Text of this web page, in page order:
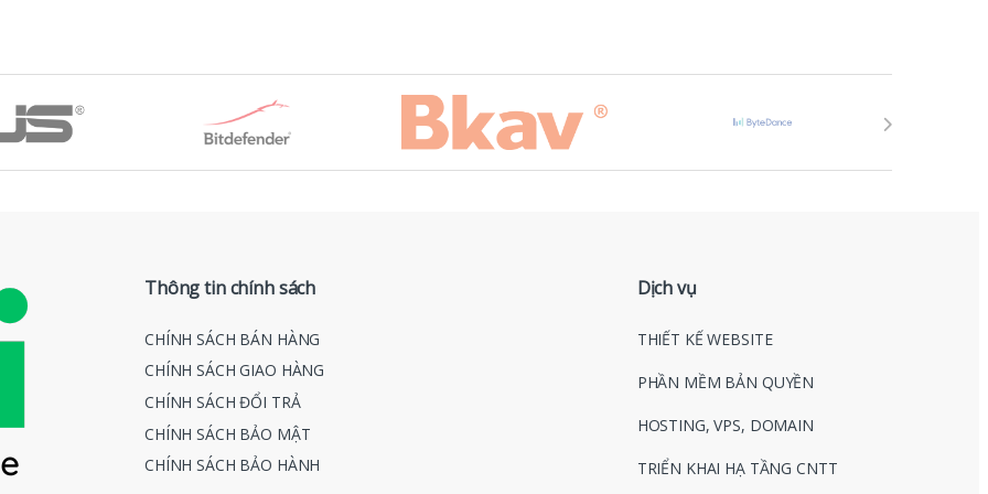
Thông tin chính sách
CHÍNH SÁCH BÁN HÀNG
CHÍNH SÁCH GIAO HÀNG
CHÍNH SÁCH ĐỔI TRẢ
CHÍNH SÁCH BẢO MẬT
CHÍNH SÁCH BẢO HÀNH
Dịch vụ
THIẾT KẾ WEBSITE
PHẦN MỀM BẢN QUYỀN
HOSTING, VPS, DOMAIN
TRIỂN KHAI HẠ TẦNG CNTT